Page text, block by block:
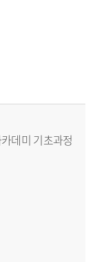
데미 기초과정